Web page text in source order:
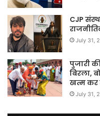
CJP
July 31,
पुजारी
बिरला,
खत्म कर
July 31,